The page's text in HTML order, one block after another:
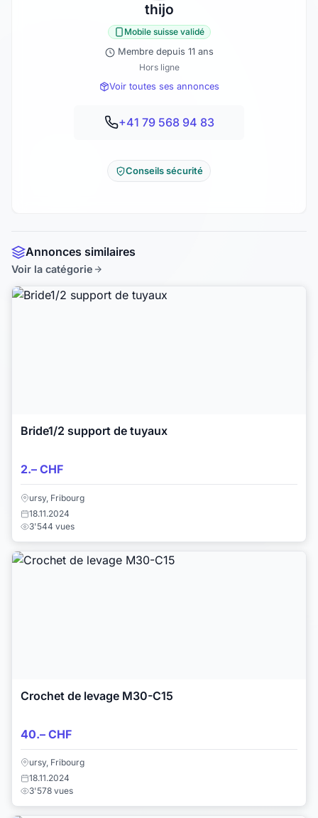
thijo
Mobile suisse validé
Membre depuis 11 ans
Hors ligne
Voir toutes ses annonces
+41 79 568 94 83
Conseils sécurité
Annonces similaires
Voir la catégorie
Bride1/2 support de tuyaux
2.– CHF
ursy, Fribourg
18.11.2024
3'544 vues
Crochet de levage M30-C15
40.– CHF
ursy, Fribourg
18.11.2024
3'578 vues